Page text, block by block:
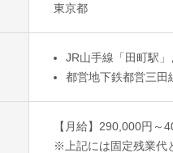
東京都
JR山手線「田町駅
都営地下鉄都営三田
【月給】290,000円～
※上記には固定残業代